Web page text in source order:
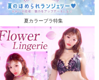
夏カラーブラ特集